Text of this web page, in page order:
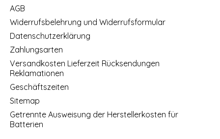
AGB
Widerrufsbelehrung und Widerrufsformular
Datenschutzerklärung
Zahlungsarten
Versandkosten Lieferzeit Rücksendungen
Reklamationen
Geschäftszeiten
Sitemap
Getrennte Ausweisung der Herstellerkosten für
Batterien